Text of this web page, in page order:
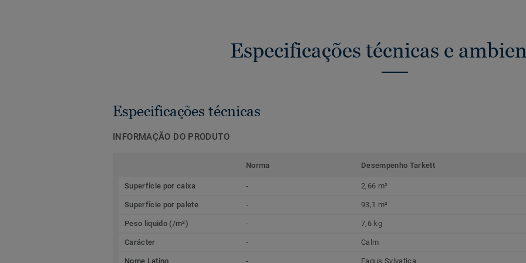
Especificações técnicas e
Especificações técnicas
INFORMAÇÃO DO PRODUTO
Norma Desempenho Tarkett
Superfície por caixa - 2,66 m²
Superfície por palete - 93,1 m²
Peso liquido (/m²) - 7,6 kg
Carácter - Calm
Nome Latino - Fagus Sylvatica